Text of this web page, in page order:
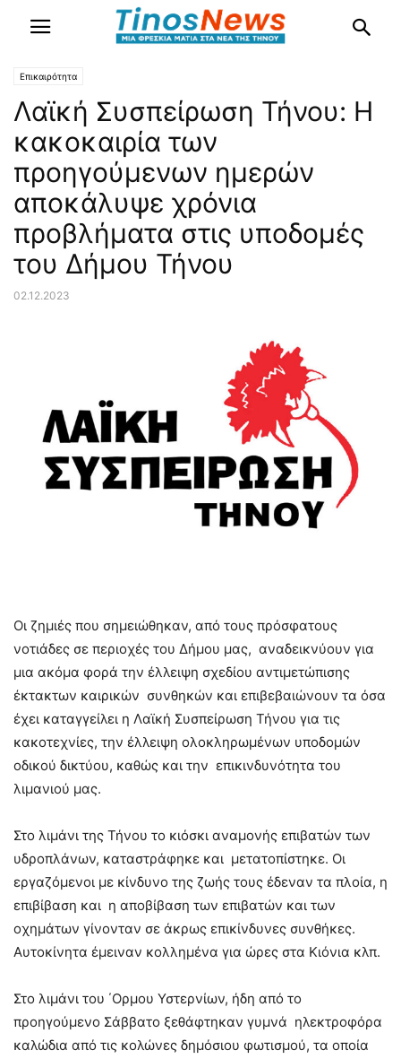
Επικαιρότητα
Λαϊκή Συσπείρωση Τήνου: Η
κακοκαιρία των
προηγούμενων ημερών
αποκάλυψε χρόνια
προβλήματα στις υποδομές
του Δήμου Τήνου
02.12.2023
Οι ζημιές που σημειώθηκαν, από τους πρόσφατους
νοτιάδες σε περιοχές του Δήμου μας, αναδεικνύουν για
μια ακόμα φορά την έλλειψη σχεδίου αντιμετώπισης
έκτακτων καιρικών συνθηκών και επιβεβαιώνουν τα όσα
έχει καταγγείλει η Λαϊκή Συσπείρωση Τήνου για τις
κακοτεχνίες, την έλλειψη ολοκληρωμένων υποδομών
οδικού δικτύου, καθώς και την επικινδυνότητα του
λιμανιού μας.
Στο λιμάνι της Τήνου το κιόσκι αναμονής επιβατών των
υδροπλάνων, καταστράφηκε και μετατοπίστηκε. Οι
εργαζόμενοι με κίνδυνο της ζωής τους έδεναν τα πλοία, η
επιβίβαση και η αποβίβαση των επιβατών και των
οχημάτων γίνονταν σε άκρως επικίνδυνες συνθήκες.
Αυτοκίνητα έμειναν κολλημένα για ώρες στα Κιόνια κλπ.
Στο λιμάνι του ΄Ορμου Υστερνίων, ήδη από το
προηγούμενο Σάββατο ξεθάφτηκαν γυμνά ηλεκτροφόρα
καλώδια από τις κολώνες δημόσιου φωτισμού, τα οποία